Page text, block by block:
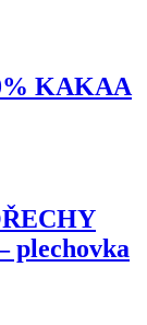
KAKAA
plechovka